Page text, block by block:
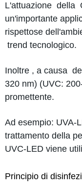
L'attuazione
un'importante
rispettose
trend tecnologico.
Inoltre , a causa
320 nm) (UVC:
promettente.
Ad esempio: UVA-
trattamento della
UVC-LED viene
Principio di